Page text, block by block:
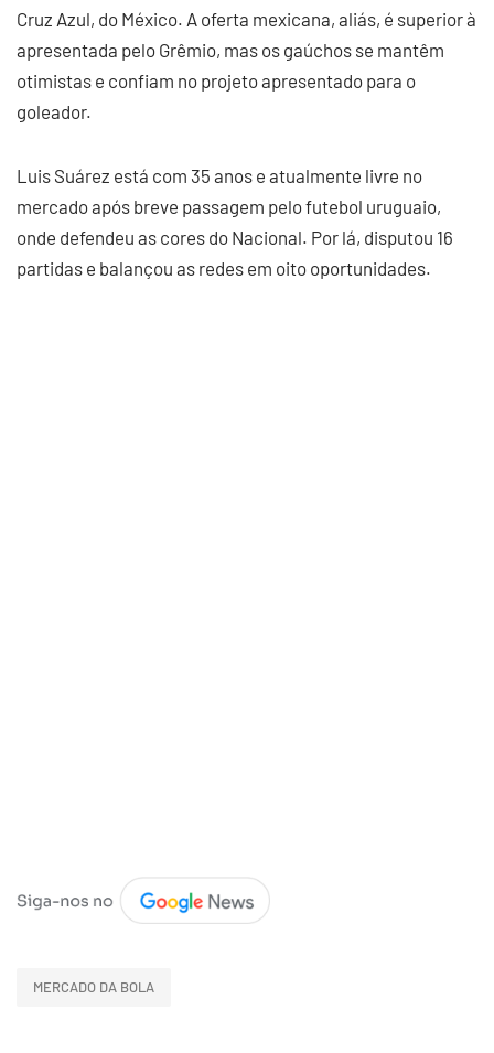
Cruz Azul, do México. A oferta mexicana, aliás, é superior à
apresentada pelo Grêmio, mas os gaúchos se mantêm
otimistas e confiam no projeto apresentado para o
goleador.
Luis Suárez está com 35 anos e atualmente livre no
mercado após breve passagem pelo futebol uruguaio,
onde defendeu as cores do Nacional. Por lá, disputou 16
partidas e balançou as redes em oito oportunidades.
MERCADO DA BOLA